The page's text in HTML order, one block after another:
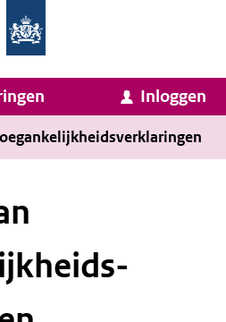
van
Binnenlandse
Zaken
Koninkrijksrelaties
Homepage
van
Invulassistent
Toegankelijkheidsverklaring
Inloggen